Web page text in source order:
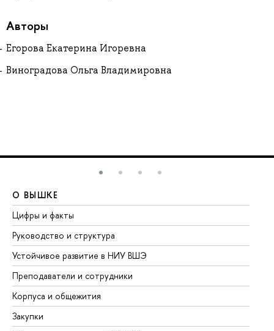
Авторы
Егорова Екатерина Игоревна
Виноградова Ольга Владимировна
О ВЫШКЕ
Цифры и факты
Руководство и структура
Устойчивое развитие в НИУ ВШЭ
Преподаватели и сотрудники
Корпуса и общежития
Закупки